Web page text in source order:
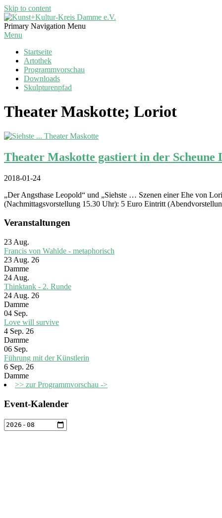
Skip to content
Kunst+Kultur-
Kreis
Primary Navigation Menu
Menu
Startseite
Artothek
Programmvorschau
Downloads
Skulpturenpfad
Theater Maskotte; Loriot
Theater Maskotte gastiert in der Scheune
2018-01-24
„Der Angsthase Leopold“ und „Siehste … Szenen einer Ehe von
(Nachmittagsvorstellung 15.30 Uhr): 5 Euro Eintritt
Veranstaltungen
23 Aug.
Francis von Wahlde - metaphorisch
23 Aug. 26
Damme
24 Aug.
Thinktank - 2. Runde
24 Aug. 26
Damme
04 Sep.
Love will survive
4 Sep. 26
Damme
06 Sep.
Führung mit der Künstlerin
6 Sep. 26
Damme
>> zur Programmvorschau ->
Event-Kalender